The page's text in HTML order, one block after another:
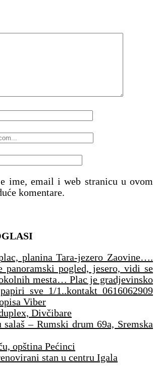
ime, email i web stranicu u ovom
komentare.
planina Tara-jezero Zaovine….
panoramski pogled, jesero, vidi se
mesta… Plac je gradjevinsko
sve 1/1..kontakt 0616062909
Viber
Divčibare
salaš – Rumski drum 69a, Sremska
opština Pećinci
stan u centru Igala